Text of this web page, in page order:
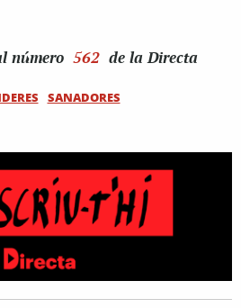
número 562 de la Directa
SANADORES